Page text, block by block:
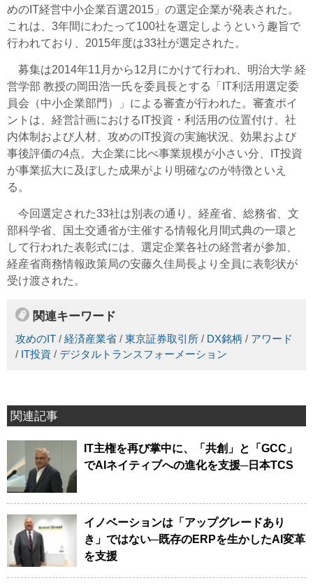
めのIT経営中小企業百選2015」の選定企業が発表された。
これは、3年間にわたって100社を選定しようという趣旨で
行われており、2015年度は33社が選定された。
募集は2014年11月から12月にかけて行われ、明治大学 経
営学部 教授の岡田浩一氏を委員長とする「IT利活用選定委
員会（中小企業部門）」による審査が行われた。審査ポイ
ントは、経営計画におけるIT投資・利活用の位置付け、社
内体制および人材、攻めのIT投資の実施状況、効果および
事後評価の4点。大企業に比べ事業規模が小さい分、IT投資
が事業拡大に及ぼした成果がより明確なのが特徴といえ
る。
今回選定された33社は別表の通り。経産省、総務省、文
部科学省、国土交通省が主催する情報化月間式典の一環と
して行われた表彰式には、選定企業各社の経営者が参加、
経産省商務情報政策局の安藤久佳局長より全員に表彰状が
受け渡された。
関連キーワード
攻めのIT / 経済産業省 / 東京証券取引所 / DX銘柄 / アワード
/ IT投資 / デジタルトランスフォーメーション
関連記事
IT主権を再び掌中に、「共創」と「GCC」
でAIネイティブへの進化を支援─日本TCS
イノベーションは「アップグレードあり
き」ではない─既存のERPを生かしたAI変革
を支援